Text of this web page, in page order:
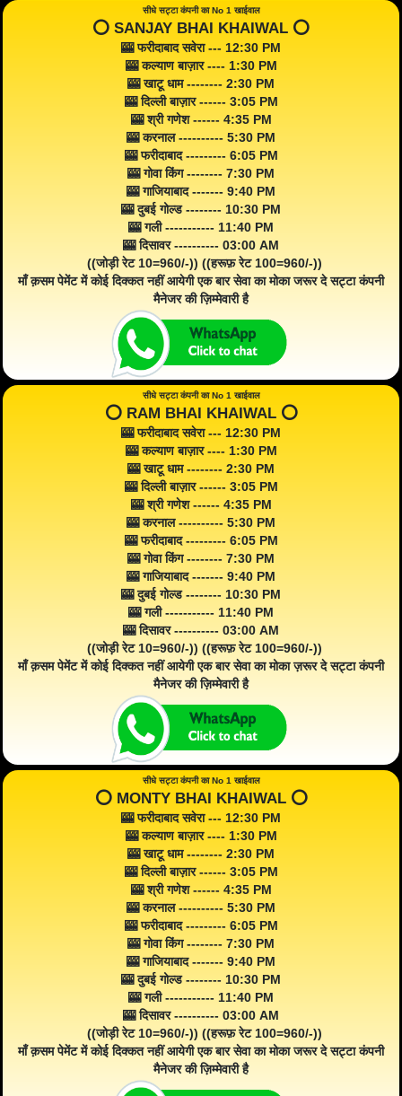
सीधे सट्टा कंपनी का No 1 खाईवाल
⭕️ SANJAY BHAI KHAIWAL ⭕️
🎰 फरीदाबाद सवेरा --- 12:30 PM
🎰 कल्याण बाज़ार ---- 1:30 PM
🎰 खाटू धाम -------- 2:30 PM
🎰 दिल्ली बाज़ार ------ 3:05 PM
🎰 श्री गणेश ------ 4:35 PM
🎰 करनाल ---------- 5:30 PM
🎰 फरीदाबाद --------- 6:05 PM
🎰 गोवा किंग -------- 7:30 PM
🎰 गाजियाबाद ------- 9:40 PM
🎰 दुबई गोल्ड -------- 10:30 PM
🎰 गली ----------- 11:40 PM
🎰 दिसावर ---------- 03:00 AM
((जोड़ी रेट 10=960/-)) ((हरूफ़ रेट 100=960/-))
माँ क़सम पेमेंट में कोई दिक्कत नहीं आयेगी एक बार सेवा का मोका जरूर दे सट्टा कंपनी
मैनेजर की ज़िम्मेवारी है
सीधे सट्टा कंपनी का No 1 खाईवाल
⭕️ RAM BHAI KHAIWAL ⭕️
🎰 फरीदाबाद सवेरा --- 12:30 PM
🎰 कल्याण बाज़ार ---- 1:30 PM
🎰 खाटू धाम -------- 2:30 PM
🎰 दिल्ली बाज़ार ------ 3:05 PM
🎰 श्री गणेश ------ 4:35 PM
🎰 करनाल ---------- 5:30 PM
🎰 फरीदाबाद --------- 6:05 PM
🎰 गोवा किंग -------- 7:30 PM
🎰 गाजियाबाद ------- 9:40 PM
🎰 दुबई गोल्ड -------- 10:30 PM
🎰 गली ----------- 11:40 PM
🎰 दिसावर ---------- 03:00 AM
((जोड़ी रेट 10=960/-)) ((हरूफ़ रेट 100=960/-))
माँ क़सम पेमेंट में कोई दिक्कत नहीं आयेगी एक बार सेवा का मोका ज़रूर दे सट्टा कंपनी
मैनेजर की ज़िम्मेवारी है
सीधे सट्टा कंपनी का No 1 खाईवाल
⭕️ MONTY BHAI KHAIWAL ⭕️
🎰 फरीदाबाद सवेरा --- 12:30 PM
🎰 कल्याण बाज़ार ---- 1:30 PM
🎰 खाटू धाम -------- 2:30 PM
🎰 दिल्ली बाज़ार ------ 3:05 PM
🎰 श्री गणेश ------ 4:35 PM
🎰 करनाल ---------- 5:30 PM
🎰 फरीदाबाद --------- 6:05 PM
🎰 गोवा किंग -------- 7:30 PM
🎰 गाजियाबाद ------- 9:40 PM
🎰 दुबई गोल्ड -------- 10:30 PM
🎰 गली ----------- 11:40 PM
🎰 दिसावर ---------- 03:00 AM
((जोड़ी रेट 10=960/-)) ((हरूफ़ रेट 100=960/-))
माँ क़सम पेमेंट में कोई दिक्कत नहीं आयेगी एक बार सेवा का मोका जरूर दे सट्टा कंपनी
मैनेजर की ज़िम्मेवारी है